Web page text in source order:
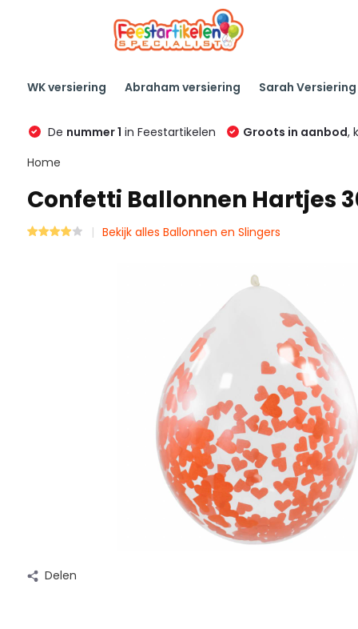
WK versiering Abraham versiering Sarah Versiering
De nummer 1 in Feestartikelen Groots in aanbod,
Home
Confetti Ballonnen Hartjes
Bekijk alles Ballonnen en Slingers
Delen